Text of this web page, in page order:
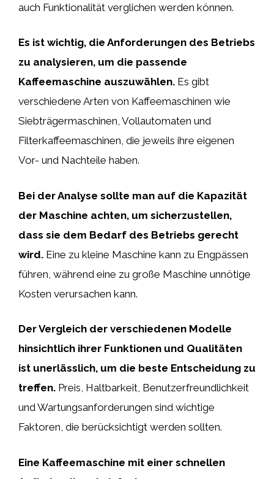
auch Funktionalität verglichen werden können.
Es ist wichtig, die Anforderungen des Betriebs
zu analysieren, um die passende
Kaffeemaschine auszuwählen. Es gibt
verschiedene Arten von Kaffeemaschinen wie
Siebträgermaschinen, Vollautomaten und
Filterkaffeemaschinen, die jeweils ihre eigenen
Vor- und Nachteile haben.
Bei der Analyse sollte man auf die Kapazität
der Maschine achten, um sicherzustellen,
dass sie dem Bedarf des Betriebs gerecht
wird. Eine zu kleine Maschine kann zu Engpässen
führen, während eine zu große Maschine unnötige
Kosten verursachen kann.
Der Vergleich der verschiedenen Modelle
hinsichtlich ihrer Funktionen und Qualitäten
ist unerlässlich, um die beste Entscheidung zu
treffen. Preis, Haltbarkeit, Benutzerfreundlichkeit
und Wartungsanforderungen sind wichtige
Faktoren, die berücksichtigt werden sollten.
Eine Kaffeemaschine mit einer schnellen